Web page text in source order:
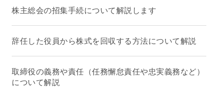
株主総会の招集手続について解説します
辞任した役員から株式を回収する方法について解説
取締役の義務や責任（任務懈怠責任や忠実義務など）
について解説